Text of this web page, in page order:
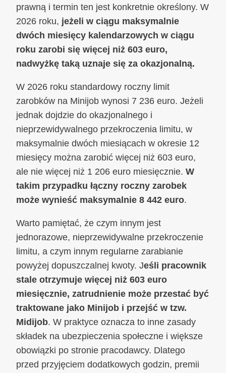
prawną i termin ten jest konkretnie określony. W
2026 roku, jeżeli w ciągu maksymalnie
dwóch miesięcy kalendarzowych w ciągu
roku zarobi się więcej niż 603 euro,
nadwyżkę taką uznaje się za okazjonalną.
W 2026 roku standardowy roczny limit
zarobków na Minijob wynosi 7 236 euro. Jeżeli
jednak dojdzie do okazjonalnego i
nieprzewidywalnego przekroczenia limitu, w
maksymalnie dwóch miesiącach w okresie 12
miesięcy można zarobić więcej niż 603 euro,
ale nie więcej niż 1 206 euro miesięcznie. W
takim przypadku łączny roczny zarobek
może wynieść maksymalnie 8 442 euro.
Warto pamiętać, że czym innym jest
jednorazowe, nieprzewidywalne przekroczenie
limitu, a czym innym regularne zarabianie
powyżej dopuszczalnej kwoty. Jeśli pracownik
stale otrzymuje więcej niż 603 euro
miesięcznie, zatrudnienie może przestać być
traktowane jako Minijob i przejść w tzw.
Midijob. W praktyce oznacza to inne zasady
składek na ubezpieczenia społeczne i większe
obowiązki po stronie pracodawcy. Dlatego
przed przyjęciem dodatkowych godzin, premii